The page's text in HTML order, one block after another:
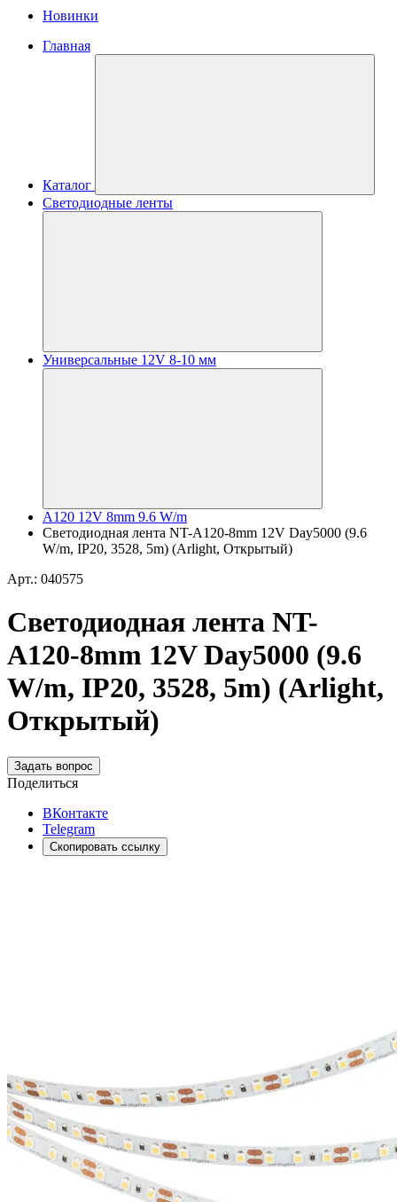
Новинки
Главная
Каталог
Светодиодные ленты
Универсальные 12V 8-10 мм
A120 12V 8mm 9.6 W/m
Светодиодная лента NT-A120-8mm 12V Day5000 (9.6
W/m, IP20, 3528, 5m) (Arlight, Открытый)
Арт.: 040575
Светодиодная лента NT-
A120-8mm 12V Day5000 (9.6
W/m, IP20, 3528, 5m) (Arlight,
Открытый)
Задать вопрос
Поделиться
ВКонтакте
Telegram
Скопировать ссылку